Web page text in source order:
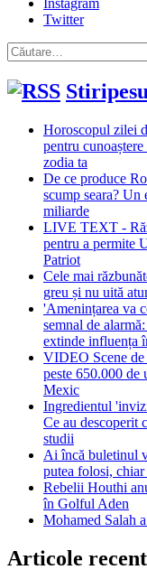
Instagram
Twitter
Caută
după:
Horoscopul zilei
pentru
zodia ta
De ce produce
scump seara? Un
miliarde
LIVE TEXT -
pentru a permite
Patriot
Cele mai
greu și nu uită
'Amenințarea va
semnal de
extinde influența
VIDEO Scene
peste 650.000 de
Mexic
Ingredientul
Ce au descoperit
studii
Ai încă buletinul
putea folosi,
Rebelii Houthi
în Golful Aden
Mohamed Salah
Articole